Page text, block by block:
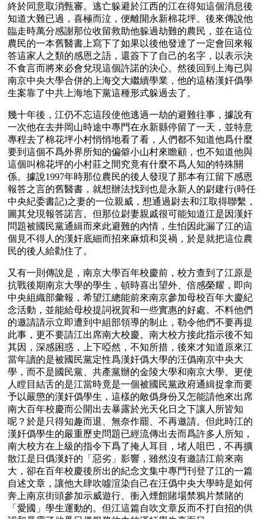
終於同意取消甄審。逃亡躲避於江西的江在得知這個消息後
知道大難已過，喜極而泣，便離開永新棉花坪。後來傳說他
臨走時萬分感謝那位收留救助他躲過劫難的農民，並在這位
農民的一本舊醫書上寫下了如果以後他發達了一定會回來報
答這家人之類的感恩之語，還簽下了自己的名字，以表示決
不食言而將來必會兌現這個許諾的決心。然後回到上海已與
南京中央大學合併的上海交大繼續學業，他的這樁漢奸僞學
生案靠了中共上海地下黨這種形式躲過去了。
幾十年後，江仍不忘這段使他逃過一劫的避難往事，據說有
一次他在去井岡山時途中專門在永新縣停留了一天，並特意
專程去了棉花坪小村悄悄地看了看，人們都不知道他爲什麼
要到這個不爲外界所知的偏僻小山村來瞻顧，也不知道他與
這個叫棉花坪的小村莊之間究竟有什麼不爲人知的特殊關
係。據說1997年時那位農民的後人發現了那本有江留下感恩
報答之言的舊醫書，就想辦法找到也是永新人的尉建行(時任
中央紀委書記)之妻的一位親威，想通過尉去和江取得聯繫，
圖其兌現報答諾言。但那位尉妻親戚很可能知道江是因漢奸
問題被國民黨通緝而來此避難的內情，生怕因此漏了江的這
個見不得人的漢奸底細而招來麻煩和災禍，於是就把這位農
民的後人給勸住了。
又有一則傳說是，南京大學百年校慶前，校方查到了江原是
抗戰後期南京大學的學生，頓時喜出望外、倍感榮耀，即向
中央組織部彙報，希望江總能前來南京參加母校百年大慶紀
念活動，並能給母校提詞祝賀和一些實惠的好處。不料他們
的邀請請示立即遭到中組部領導的制止，勒令他們不要再提
此事，更不要請江出席南大校慶。南大校方接此指示後不知
其因，深感困惑，上下啞然，不知所措，後來才知道原來江
當年讀的是被國民黨定性爲漢奸僞大學的汪僞南京中央大
學，而不是國民黨、共產黨辦的金陵大學和南京大學。更使
人瞠目結舌的是江當時竟是一個被國民黨政府通緝捉拿而要
予以嚴懲的漢奸僞學生，這樣的敵僞身份又怎能請他來出席
南大百年校慶而公開出去暴露於光天化日之下讓人所皆知
呢？於是只得知趣而退、無奈作罷、不再邀請。但此時江的
漢奸僞學生的嚴重歷史問題已經流傳出去而爲許多人所知，
南大校方在上級的指令下爲了掩人耳目，堵人咀巴，不再擴
散江是日僞漢奸的「惡劣」影響，雖然沒有邀請江前來南
大，卻在百年校慶後所出的紀念文集中專門刊登了江的一篇
自述文章，讓他大肆吹噓渲染自己在汪僞中央大學時是如何
奔上南京街頭參加示威遊行、衝入煙館賭場禁鴉片禁賭的
「愛國」學生運動的。但江這篇自吹文章反而不打自招的供